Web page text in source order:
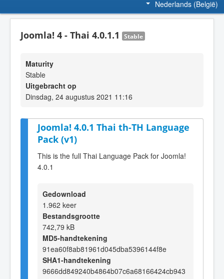
Nederlands (België)
Joomla! 4 - Thai 4.0.1.1 Stable
Maturity
Stable
Uitgebracht op
Dinsdag, 24 augustus 2021 11:16
Joomla! 4.0.1 Thai th-TH Language
Pack (v1)
This is the full Thai Language Pack for Joomla!
4.0.1
Gedownload
1.962 keer
Bestandsgrootte
742,79 kB
MD5-handtekening
91ea60f8ab81961d045dba5396144f8e
SHA1-handtekening
9666dd849240b4864b07c6a68166424cb943